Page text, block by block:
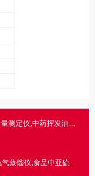
仪,中药挥发油提取检测仪
仪,食品中亚硫酸盐的检测